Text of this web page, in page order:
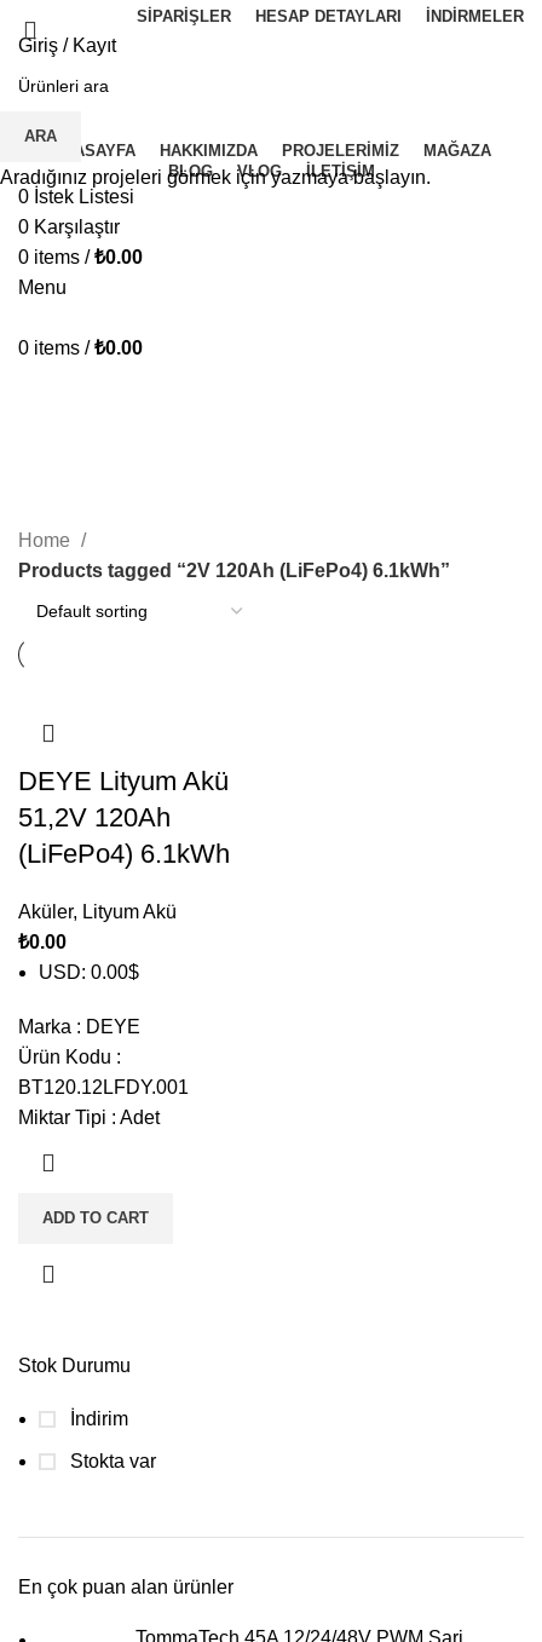
SIPARIŞLER HESAP DETAYLARI İNDIRMELER
Giriş / Kayıt
İ.K BAŞVURU FORMU
ANASAYFA HAKKIMIZDA PROJELERIMIZ
MAĞAZA
BLOG
VLOG İLETIŞIM
0 İstek Listesi
0 Karşılaştır
0 items / ₺0.00
Menu
0 items / ₺0.00
Stok Durumu
İndirim
Stokta var
En çok puan alan ürünler
TommaTech 45A 12/24/48V PWM Şarj
Home
Products tagged “2V 120Ah (LiFePo4) 6.1kWh”
DEYE Lityum Akü
51,2V 120Ah
(LiFePo4) 6.1kWh
Aküler, Lityum Akü
₺0.00
USD: 0.00$
Marka : DEYE
Ürün Kodu :
BT120.12LFDY.001
Miktar Tipi : Adet
ADD TO CART
ARA
Aradığınız projeleri görmek için yazmaya başlayın.